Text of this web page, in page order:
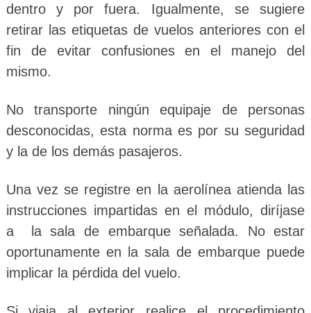
dentro y por fuera. Igualmente, se sugiere
retirar las etiquetas de vuelos anteriores con el
fin de evitar confusiones en el manejo del
mismo.
No transporte ningún equipaje de personas
desconocidas, esta norma es por su seguridad
y la de los demás pasajeros.
Una vez se registre en la aerolínea atienda las
instrucciones impartidas en el módulo, diríjase
a la sala de embarque señalada. No estar
oportunamente en la sala de embarque puede
implicar la pérdida del vuelo.